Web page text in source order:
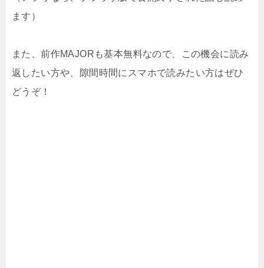
ます）
また、前作MAJORも基本無料なので、この機会に読み
返したい方や、隙間時間にスマホで読みたい方はぜひ
どうぞ！